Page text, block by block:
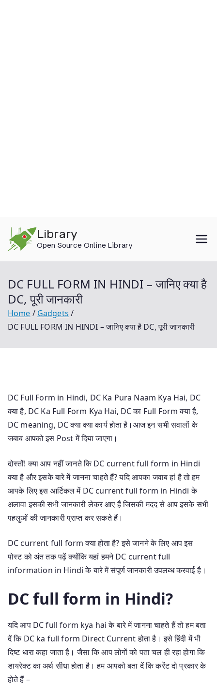
content
Library
Open Source Online Library
DC FULL FORM IN HINDI – जानिए क्या है
DC, पूरी जानकारी
Home
Gadgets
DC FULL FORM IN HINDI – जानिए क्या है DC, पूरी जानकारी
DC Full Form in Hindi, DC Ka Pura Naam Kya Hai, DC
क्या है, DC Ka Full Form Kya Hai, DC का Full Form क्या है,
DC meaning, DC क्या क्या कार्य होता है।आज इन सभी सवालों के
जबाब आपको इस Post में दिया जाएगा।
दोस्तों! क्या आप नहीं जानते कि DC current full form in Hindi
क्या है और इसके बारे में जानना चाहते हैं? यदि आपका जवाब हां है तो हम
आपके लिए इस आर्टिकल में DC current full form in Hindi के
अलावा इसकी सभी जानकारी लेकर आए हैं जिसकी मदद से आप इसके सभी
पहलुओं की जानकारी प्राप्त कर सकते हैं।
DC current full form क्या होता है? इसे जानने के लिए आप इस
पोस्ट को अंत तक पढ़ें क्योंकि यहां हमने DC current full
information in Hindi के बारे में संपूर्ण जानकारी उपलब्ध करवाई है।
DC full form in Hindi?
यदि आप DC full form kya hai के बारे में जानना चाहते हैं तो हम बता
दें कि DC ka full form Direct Current होता है। इसे हिंदी में भी
दिष्ट धारा कहा जाता है। जैसा कि आप लोगों को पता चल ही रहा होगा कि
डायरेक्ट का अर्थ सीधा होता है। हम आपको बता दें कि करेंट दो प्रकार के
होते हैं –